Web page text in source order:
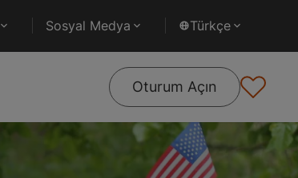
Sosyal Medya Türkçe
Oturum Açın